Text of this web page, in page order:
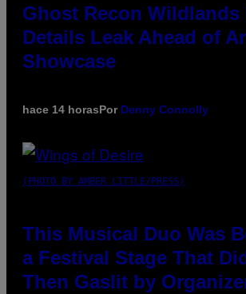
Ghost Recon Wildlands
Details Leak Ahead of
Showcase
hace 14 horasPor Denny Connolly
(PHOTO BY AMBER LITTLE/PRESS)
This Musical Duo Was
a Festival Stage That
Then Gaslit by